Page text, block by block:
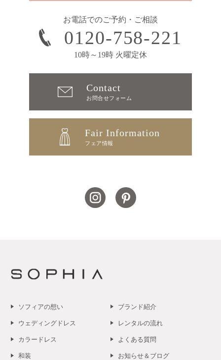
お電話でのご予約・ご相談
0120-758-221
10時～19時 火曜定休
Contact
お問合せフォーム
Fair Information
フェア情報
ソフィアの想い
ウェディングドレス
カラードレス
和装
ブランド紹介
レンタルの流れ
よくある質問
お知らせ＆ブログ